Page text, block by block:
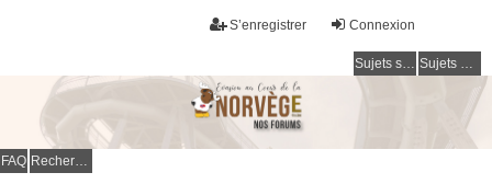
Connexion
S’enregistrer
Sujets sans réponse Sujets actifs
FAQ Rechercher